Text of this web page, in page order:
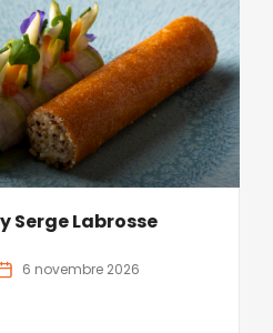
Serge Labrosse
6 novembre 2026